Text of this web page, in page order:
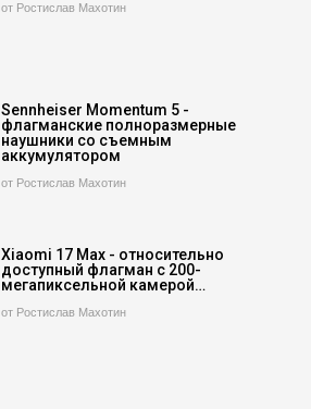
от Ростислав Махотин
Sennheiser Momentum 5 -
флагманские полноразмерные
наушники со съемным
аккумулятором
от Ростислав Махотин
Xiaomi 17 Max - относительно
доступный флагман с 200-
мегапиксельной камерой…
от Ростислав Махотин